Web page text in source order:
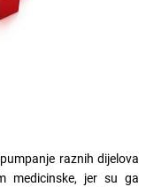
raznih dijelova
medicinske, jer su ga